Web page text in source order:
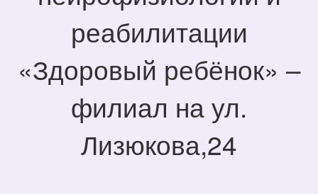
реабилитации
«Здоровый ребёнок» –
филиал на ул.
Лизюкова,24